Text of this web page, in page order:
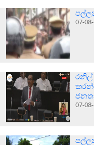
07-
07-